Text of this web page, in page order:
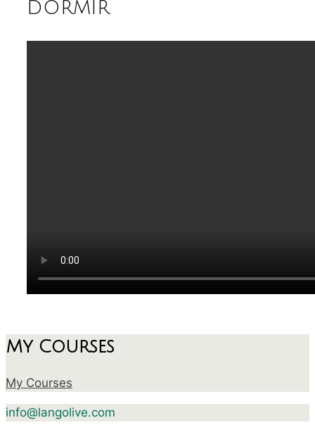
dormir
My Courses
My Courses
info@langolive.com